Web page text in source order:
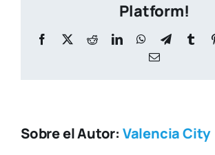
Platform!
Facebook
X RedditLinkedInWhatsApp
Telegram
Correo
Sobre el Autor: Valencia City